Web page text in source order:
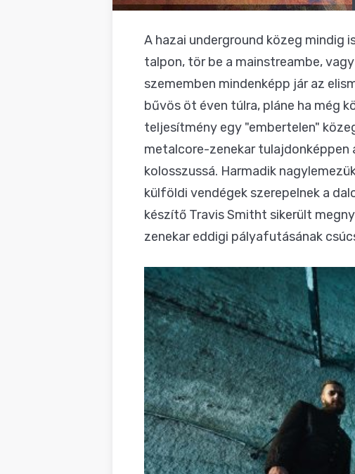
A hazai underground közeg mindig
talpon, tör be a mainstreambe,
szememben mindenképp jár az
bűvös öt éven túlra, pláne ha még
teljesítmény egy "embertelen"
metalcore-zenekar
kolosszussá. Harmadik
külföldi vendégek szerepelnek a
készítő Travis Smitht sikerült
zenekar eddigi pályafutásának